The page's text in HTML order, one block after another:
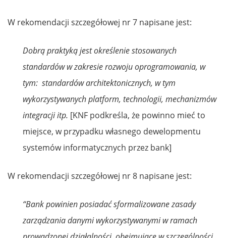
W rekomendacji szczegółowej nr 7 napisane jest:
Dobrą praktyką jest określenie stosowanych
standardów w zakresie rozwoju oprogramowania, w
tym: standardów architektonicznych, w tym
wykorzystywanych platform, technologii, mechanizmów
integracji itp. [KNF podkreśla, że powinno mieć to
miejsce, w przypadku własnego dewelopmentu
systemów informatycznych przez bank]
W rekomendacji szczegółowej nr 8 napisane jest:
“Bank powinien posiadać sformalizowane zasady
zarządzania danymi wykorzystywanymi w ramach